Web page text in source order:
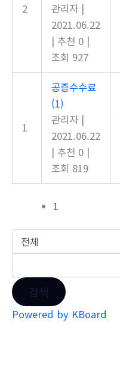
2
관리자 |
2021.06.22
| 추천 0 |
조회 927
1
공증수수료
(1)
관리자 |
2021.06.22
| 추천 0 |
조회 819
1
Powered by KBoard